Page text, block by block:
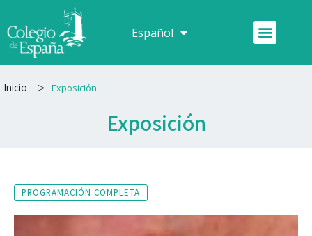
al
contenido
Español
Français Menú
Inicio > Exposición
Exposición
PROGRAMACIÓN COMPLETA